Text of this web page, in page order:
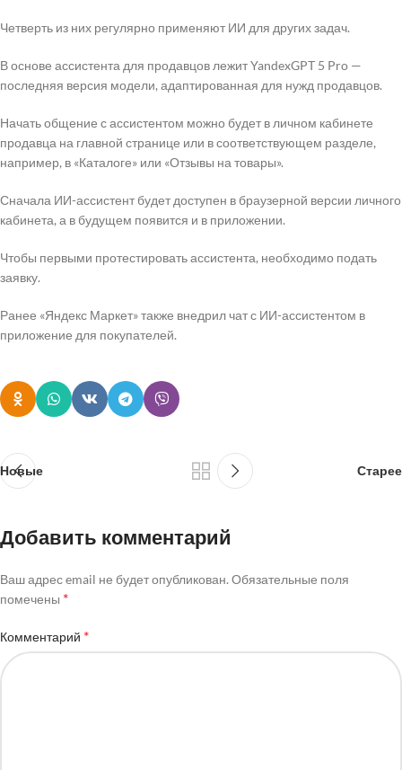
Четверть из них регулярно применяют ИИ для других задач.
В основе ассистента для продавцов лежит YandexGPT 5 Pro —
последняя версия модели, адаптированная для нужд продавцов.
Начать общение с ассистентом можно будет в личном кабинете
продавца на главной странице или в соответствующем разделе,
например, в «Каталоге» или «Отзывы на товары».
Сначала ИИ-ассистент будет доступен в браузерной версии личного
кабинета, а в будущем появится и в приложении.
Чтобы первыми протестировать ассистента, необходимо подать
заявку.
Ранее «Яндекс Маркет» также внедрил чат с ИИ-ассистентом в
приложение для покупателей.
Новые Старее
Добавить комментарий
Ваш адрес email не будет опубликован. Обязательные поля
помечены *
Комментарий *